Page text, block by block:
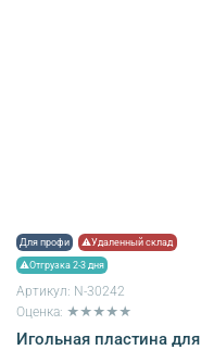
Для профи ⚠Удаленный склад
⚠Отгрузка 2-3 дня
Артикул: N-30242
Оценка: ★★★★★
Игольная пластина для